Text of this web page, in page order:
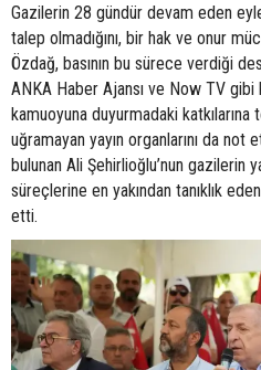
Gazilerin 28 gündür devam eden
talep olmadığını, bir hak ve onur
Özdağ, basının bu sürece verdiği
ANKA Haber Ajansı ve Now TV gibi
kamuoyuna duyurmadaki
uğramayan yayın organlarını da not
bulunan Ali Şehirlioğlu’nun gazilerin
süreçlerine en yakından tanıklık
etti.